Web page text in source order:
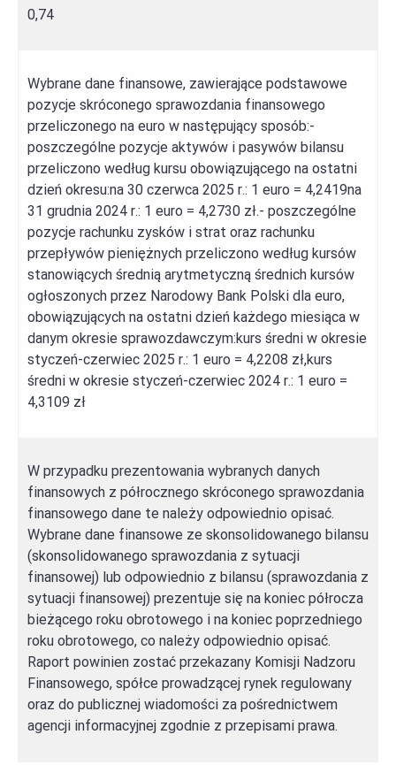
0,74
Wybrane dane finansowe, zawierające podstawowe
pozycje skróconego sprawozdania finansowego
przeliczonego na euro w następujący sposób:-
poszczególne pozycje aktywów i pasywów bilansu
przeliczono według kursu obowiązującego na ostatni
dzień okresu:na 30 czerwca 2025 r.: 1 euro = 4,2419na
31 grudnia 2024 r.: 1 euro = 4,2730 zł.- poszczególne
pozycje rachunku zysków i strat oraz rachunku
przepływów pieniężnych przeliczono według kursów
stanowiących średnią arytmetyczną średnich kursów
ogłoszonych przez Narodowy Bank Polski dla euro,
obowiązujących na ostatni dzień każdego miesiąca w
danym okresie sprawozdawczym:kurs średni w okresie
styczeń-czerwiec 2025 r.: 1 euro = 4,2208 zł,kurs
średni w okresie styczeń-czerwiec 2024 r.: 1 euro =
4,3109 zł
W przypadku prezentowania wybranych danych
finansowych z półrocznego skróconego sprawozdania
finansowego dane te należy odpowiednio opisać.
Wybrane dane finansowe ze skonsolidowanego bilansu
(skonsolidowanego sprawozdania z sytuacji
finansowej) lub odpowiednio z bilansu (sprawozdania z
sytuacji finansowej) prezentuje się na koniec półrocza
bieżącego roku obrotowego i na koniec poprzedniego
roku obrotowego, co należy odpowiednio opisać.
Raport powinien zostać przekazany Komisji Nadzoru
Finansowego, spółce prowadzącej rynek regulowany
oraz do publicznej wiadomości za pośrednictwem
agencji informacyjnej zgodnie z przepisami prawa.